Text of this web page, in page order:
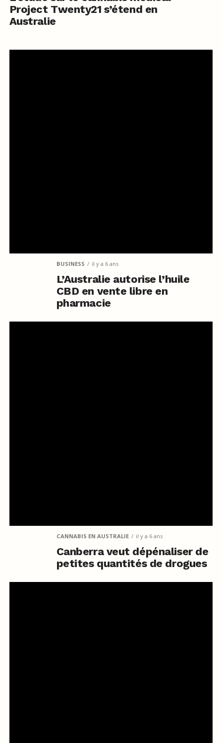
Project Twenty21 s’étend en
Australie
BUSINESS il y a 6 ans
L’Australie autorise l’huile
CBD en vente libre en
pharmacie
CANNABIS EN AUSTRALIE il y a 6 ans
Canberra veut dépénaliser de
petites quantités de drogues